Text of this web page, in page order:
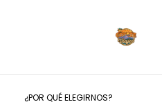
¿POR QUÉ ELEGIRNOS?